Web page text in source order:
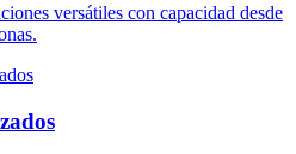
versátiles con capacidad desde